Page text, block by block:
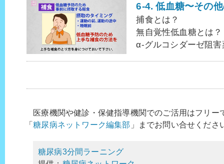
6-4. 低血糖〜その
捕食とは？
無自覚性低血糖とは？
α-グルコシダーゼ阻
医療機関や健診・保健指導機関でのご活用はフリー
「糖尿病ネットワーク編集部 」までお問い合せくださ
糖尿病3分間ラーニング